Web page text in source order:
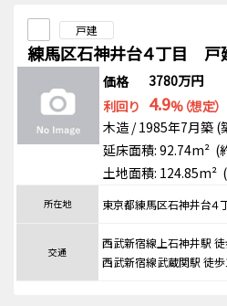
戸建
練馬区石神井台４丁目 戸
価格
3780万円
利回り 4.9%（想定）
木造 / 1985年7月築 (
延床面積: 92.74m² (
土地面積: 124.85m²
所在地 東京都練馬区石神井台４
交通
西武新宿線上石神井駅
西武新宿線武蔵関駅 徒